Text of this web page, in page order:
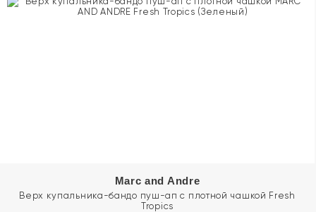
Marc and Andre
Верх купальника-бандо пуш-ап с плотной чашкой Fresh
Tropics